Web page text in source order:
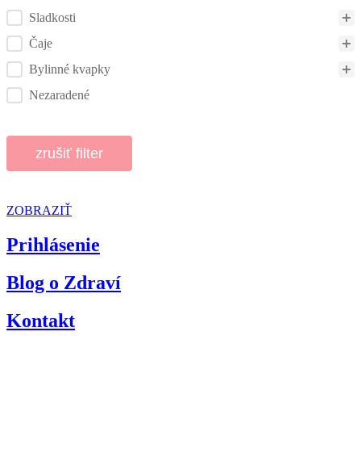
Sladkosti
Čaje
Bylinné kvapky
Nezaradené
zrušiť filter
ZOBRAZIŤ
Prihlásenie
Blog o Zdraví
Kontakt